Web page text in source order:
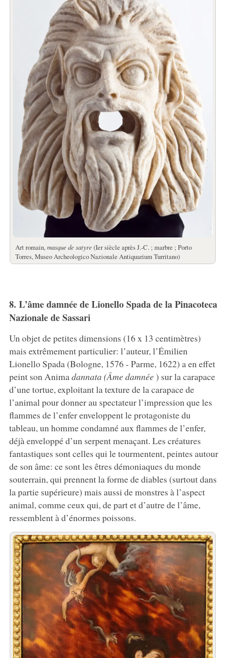
Art romain,masque de satyre (Ier siècle après J.-C. ; marbre ; Porto
Torres, Museo Archeologico Nazionale Antiquarium Turritano)
8. L’âme damnée de Lionello Spada de la Pinacoteca
Nazionale de Sassari
Un objet de petites dimensions (16 x 13 centimètres)
mais extrêmement particulier: l’auteur, l’Émilien
Lionello Spada (Bologne, 1576 - Parme, 1622) a en effet
peint son Animadannata (Âme damnée) sur la carapace
d’une tortue, exploitant la texture de la carapace de
l’animal pour donner au spectateur l’impression que les
flammes de l’enfer enveloppent le protagoniste du
tableau, un homme condamné aux flammes de l’enfer,
déjà enveloppé d’un serpent menaçant. Les créatures
fantastiques sont celles qui le tourmentent, peintes autour
de son âme: ce sont les êtres démoniaques du monde
souterrain, qui prennent la forme de diables (surtout dans
la partie supérieure) mais aussi de monstres à l’aspect
animal, comme ceux qui, de part et d’autre de l’âme,
ressemblent à d’énormes poissons.